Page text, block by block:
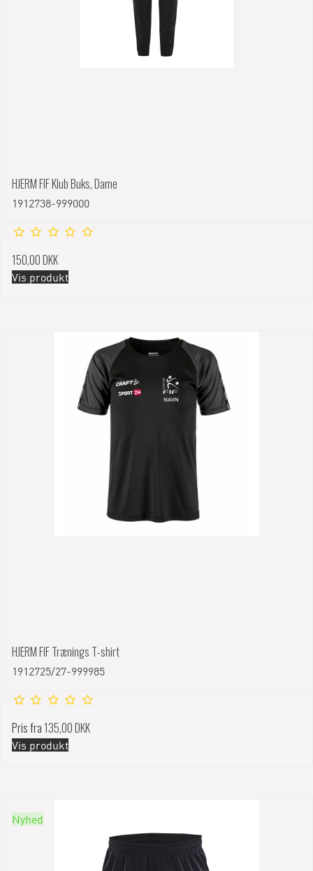
HJERM FIF Klub Buks, Dame
1912738-999000
150,00 DKK
Vis produkt
HJERM FIF Trænings T-shirt
1912725/27-999985
Pris fra 135,00 DKK
Vis produkt
Nyhed